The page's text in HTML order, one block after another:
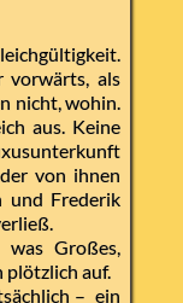
vorwärts, als
nicht, wohin.
aus. Keine
von ihnen
und Frederik
Großes,
plötzlich auf.
– ein